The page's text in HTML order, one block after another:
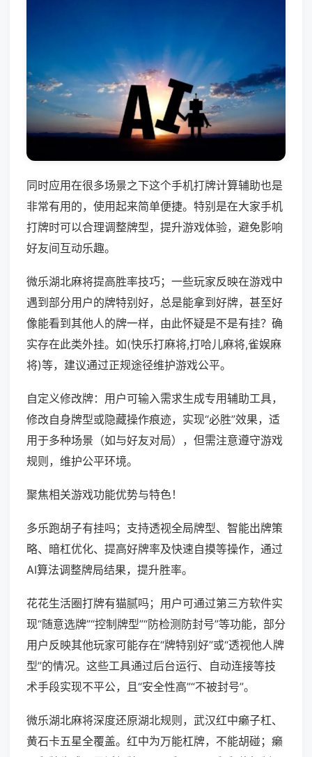
同时应用在很多场景之下这个手机打牌计算辅助也是
非常有用的，使用起来简单便捷。特别是在大家手机
打牌时可以合理调整牌型，提升游戏体验，避免影响
好友间互动乐趣。
微乐湖北麻将提高胜率技巧；一些玩家反映在游戏中
遇到部分用户的牌特别好，总是能拿到好牌，甚至好
像能看到其他人的牌一样，由此怀疑是不是有挂？确
实存在此类外挂。如(快乐打麻将,打哈儿麻将,雀娱麻
将)等，建议通过正规途径维护游戏公平。
自定义修改牌：用户可输入需求生成专用辅助工具，
修改自身牌型或隐藏操作痕迹，实现“必胜”效果，适
用于多种场景（如与好友对局），但需注意遵守游戏
规则，维护公平环境。
聚焦相关游戏功能优势与特色！
多乐跑胡子有挂吗；支持透视全局牌型、智能出牌策
略、暗杠优化、提高好牌率及快速自摸等操作，通过
AI算法调整牌局结果，提升胜率。
花花生活圈打牌有猫腻吗；用户可通过第三方软件实
现“随意选牌”“控制牌型”“防检测防封号”等功能，部分
用户反映其他玩家可能存在“牌特别好”或“透视他人牌
型”的情况。这些工具通过后台运行、自动连接等技
术手段实现不平公，且“安全性高”“不被封号”。
微乐湖北麻将深度还原湖北规则，武汉红中癞子杠、
黄石卡五星全覆盖。红中为万能杠牌，不能胡碰；癞